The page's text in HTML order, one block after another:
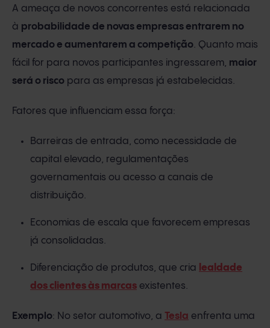
A ameaça de novos concorrentes está relacionada
à probabilidade de novas empresas entrarem no
mercado e aumentarem a competição. Quanto mais
fácil for para novos participantes ingressarem, maior
será o risco para as empresas já estabelecidas.
Fatores que influenciam essa força:
Barreiras de entrada, como necessidade de
capital elevado, regulamentações
governamentais ou acesso a canais de
distribuição.
Economias de escala que favorecem empresas
já consolidadas.
Diferenciação de produtos, que cria lealdade
dos clientes às marcas existentes.
Exemplo: No setor automotivo, a Tesla enfrenta uma